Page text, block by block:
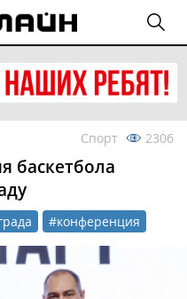
Спорт 2306
баскетбола
#конференция